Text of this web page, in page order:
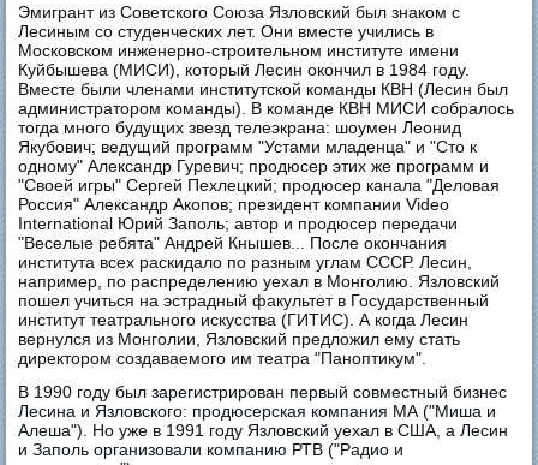
Эмигрант из Советского Союза Язловский был знаком с
Лесиным со студенческих лет. Они вместе учились в
Московском инженерно-строительном институте имени
Куйбышева (МИСИ), который Лесин окончил в 1984 году.
Вместе были членами институтской команды КВН (Лесин был
администратором команды). В команде КВН МИСИ собралось
тогда много будущих звезд телеэкрана: шоумен Леонид
Якубович; ведущий программ "Устами младенца" и "Сто к
одному" Александр Гуревич; продюсер этих же программ и
"Своей игры" Сергей Пехлецкий; продюсер канала "Деловая
Россия" Александр Акопов; президент компании Video
International Юрий Заполь; автор и продюсер передачи
"Веселые ребята" Андрей Кнышев... После окончания
института всех раскидало по разным углам СССР. Лесин,
например, по распределению уехал в Монголию. Язловский
пошел учиться на эстрадный факультет в Государственный
институт театрального искусства (ГИТИС). А когда Лесин
вернулся из Монголии, Язловский предложил ему стать
директором создаваемого им театра "Паноптикум".
В 1990 году был зарегистрирован первый совместный бизнес
Лесина и Язловского: продюсерская компания МА ("Миша и
Алеша"). Но уже в 1991 году Язловский уехал в США, а Лесин
и Заполь организовали компанию РТВ ("Радио и